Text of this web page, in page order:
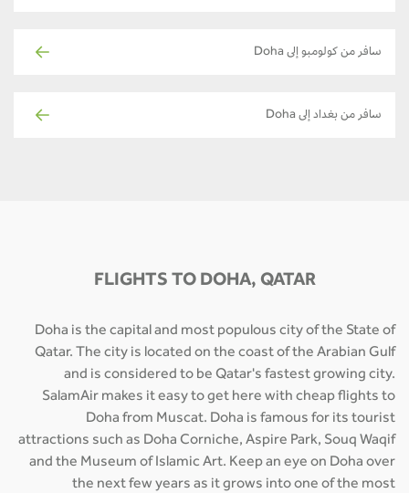
سافر من كولومبو إلى Doha
سافر من بغداد إلى Doha
FLIGHTS TO DOHA, QATAR
Doha is the capital and most populous city of the State of
Qatar. The city is located on the coast of the Arabian Gulf
and is considered to be Qatar's fastest growing city.
SalamAir makes it easy to get here with cheap flights to
Doha from Muscat. Doha is famous for its tourist
attractions such as Doha Corniche, Aspire Park, Souq Waqif
and the Museum of Islamic Art. Keep an eye on Doha over
the next few years as it grows into one of the most